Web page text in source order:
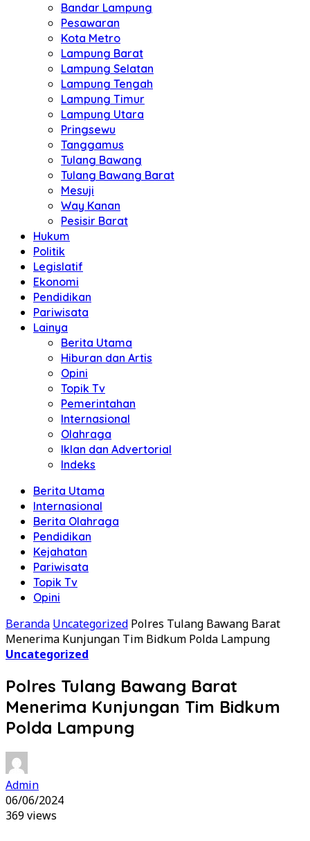
Bandar Lampung
Pesawaran
Kota Metro
Lampung Barat
Lampung Selatan
Lampung Tengah
Lampung Timur
Lampung Utara
Pringsewu
Tanggamus
Tulang Bawang
Tulang Bawang Barat
Mesuji
Way Kanan
Pesisir Barat
Hukum
Politik
Legislatif
Ekonomi
Pendidikan
Pariwisata
Lainya
Berita Utama
Hiburan dan Artis
Opini
Topik Tv
Pemerintahan
Internasional
Olahraga
Iklan dan Advertorial
Indeks
Berita Utama
Internasional
Berita Olahraga
Pendidikan
Kejahatan
Pariwisata
Topik Tv
Opini
Beranda Uncategorized Polres Tulang Bawang Barat
Menerima Kunjungan Tim Bidkum Polda Lampung
Uncategorized
Polres Tulang Bawang Barat
Menerima Kunjungan Tim Bidkum
Polda Lampung
Admin
06/06/2024
369 views